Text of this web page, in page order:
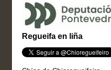
Regueifa en liña